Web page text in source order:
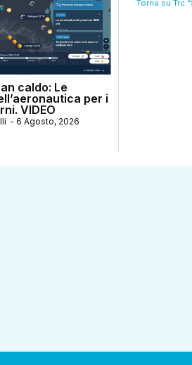
caldo: Le
per i
VIDEO
- 6 Agosto, 2026